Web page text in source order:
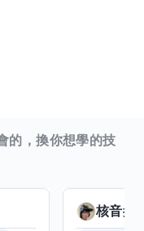
的，換你想學的技
核音擅